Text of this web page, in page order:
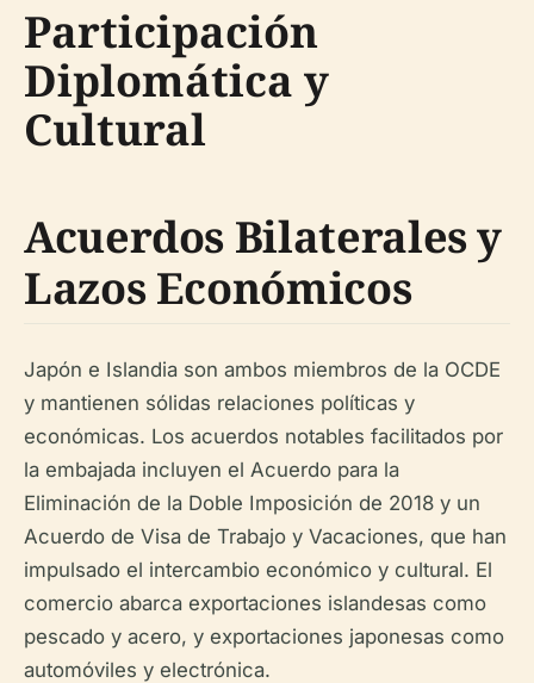
Participación
Diplomática y
Cultural
Acuerdos Bilaterales y
Lazos Económicos
Japón e Islandia son ambos miembros de la OCDE
y mantienen sólidas relaciones políticas y
económicas. Los acuerdos notables facilitados por
la embajada incluyen el Acuerdo para la
Eliminación de la Doble Imposición de 2018 y un
Acuerdo de Visa de Trabajo y Vacaciones, que han
impulsado el intercambio económico y cultural. El
comercio abarca exportaciones islandesas como
pescado y acero, y exportaciones japonesas como
automóviles y electrónica.